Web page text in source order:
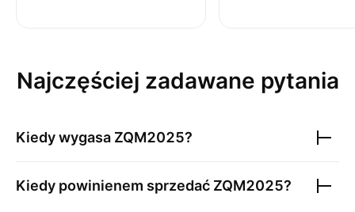
Najczęściej zadawane pytania
Kiedy wygasa ZQM2025?
Kiedy powinienem sprzedać ZQM2025?